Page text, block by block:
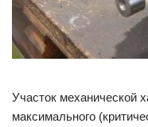
Участок механической
максимального